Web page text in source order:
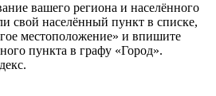
вашего региона и населённого
свой населённый пункт в списке,
местоположение» и впишите
пункта в графу «Город».